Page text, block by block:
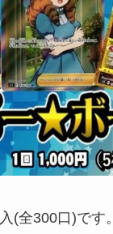
(全300口)です。